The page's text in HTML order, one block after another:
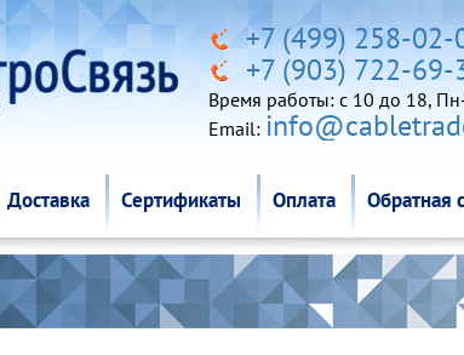
+7 (499) 258-02-
+7 (903) 722-69-
Время работы: c 10 до 18,
Email:
Доставка Сертификаты Оплата Обратная
Доставка Сертификаты Оплата Обратная